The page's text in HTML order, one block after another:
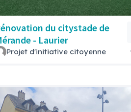
du citystade de
- Laurier
Projet d'initiative citoyenne